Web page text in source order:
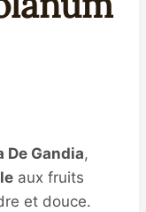
Gandia,
aux fruits
et douce.